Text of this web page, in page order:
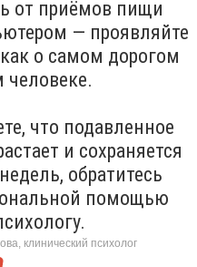
от приёмов пищи
— проявляйте
как о самом дорогом
человеке.
что подавленное
и сохраняется
обратитесь
помощью
клинический психолог